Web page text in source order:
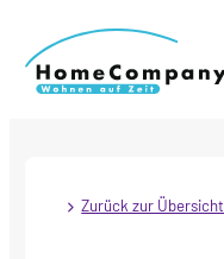
Zurück zur Übersicht